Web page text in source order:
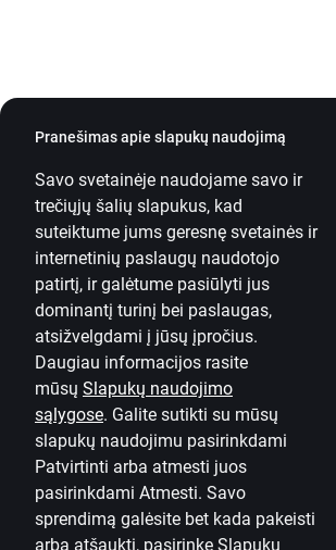
Pranešimas apie slapukų naudojimą
Savo svetainėje naudojame savo ir
trečiųjų šalių slapukus, kad
suteiktume jums geresnę svetainės ir
internetinių paslaugų naudotojo
patirtį, ir galėtume pasiūlyti jus
dominantį turinį bei paslaugas,
atsižvelgdami į jūsų įpročius.
Daugiau informacijos rasite
mūsų Slapukų naudojimo
sąlygose. Galite sutikti su mūsų
slapukų naudojimu pasirinkdami
Patvirtinti arba atmesti juos
pasirinkdami Atmesti. Savo
sprendimą galėsite bet kada pakeisti
arba atšaukti, pasirinkę Slapukų